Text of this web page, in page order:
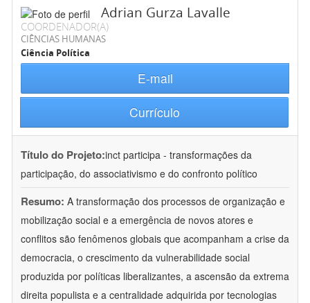
Adrian Gurza Lavalle
COORDENADOR(A)
CIÊNCIAS HUMANAS
Ciência Política
E-mail
Currículo
Título do Projeto:inct participa - transformações da
participação, do associativismo e do confronto político
Resumo: A transformação dos processos de organização e
mobilização social e a emergência de novos atores e
conflitos são fenômenos globais que acompanham a crise da
democracia, o crescimento da vulnerabilidade social
produzida por políticas liberalizantes, a ascensão da extrema
direita populista e a centralidade adquirida por tecnologias